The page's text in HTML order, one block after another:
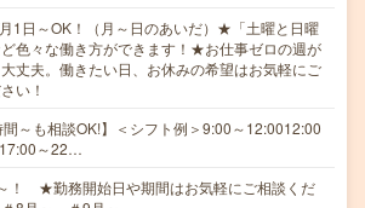
1日～OK！（月～日のあいだ）★「土曜と日曜
色々な働き方ができます！★お仕事ゼロの週が
丈夫。働きたい日、お休みの希望はお気軽にご
い！
間～も相談OK!】＜シフト例＞9:00～12:0012:00
～22…
！ ★勤務開始日や期間はお気軽にご相談くだ